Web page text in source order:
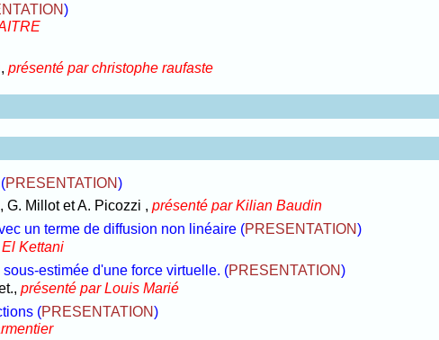
)
présenté par christophe raufaste
(PRESENTATION)
G. Millot et A. Picozzi , présenté par Kilian Baudin
un terme de diffusion non linéaire (PRESENTATION )
Kettani
estimée d'une force virtuelle. (PRESENTATION)
présenté par Louis Marié
(PRESENTATION)